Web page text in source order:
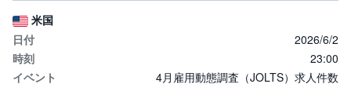
米国
2026/6/2
23:00
4月雇用動態調査（JOLTS）求人件数